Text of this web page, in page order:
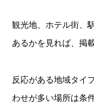
観光地、ホテル街、
あるかを見れば、掲
反応がある地域タイ
わせが多い場所は条